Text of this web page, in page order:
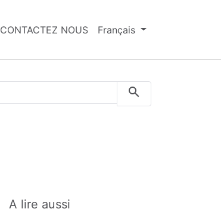
CONTACTEZ NOUS Français
A lire aussi